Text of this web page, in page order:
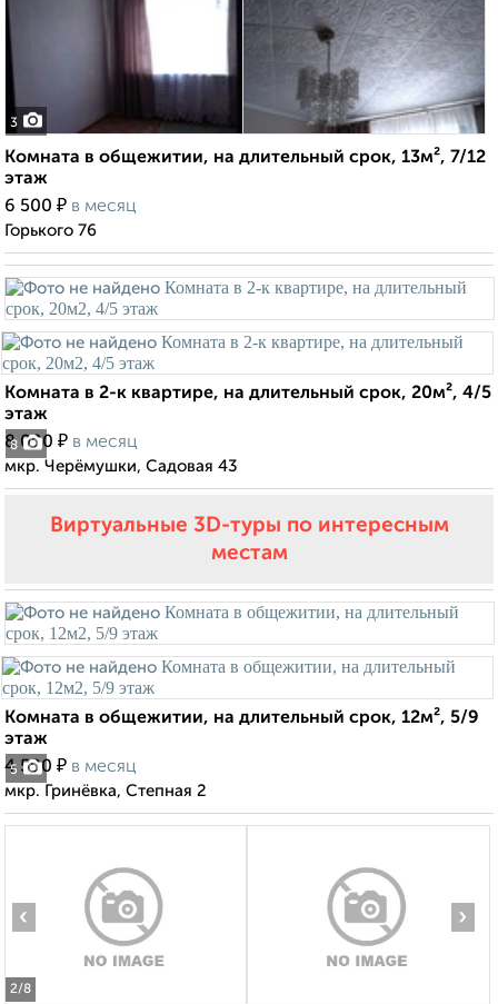
3
Комната в общежитии, на длительный срок, 13м², 7/12
этаж
6 500 ₽ в месяц
Горького 76
8
Комната в 2-к квартире, на длительный срок, 20м², 4/5
этаж
8 000 ₽ в месяц
мкр. Черёмушки, Садовая 43
Виртуальные 3D-туры по интересным
местам
5
Комната в общежитии, на длительный срок, 12м², 5/9
этаж
4 500 ₽ в месяц
мкр. Гринёвка, Степная 2
2/8
‹ ›